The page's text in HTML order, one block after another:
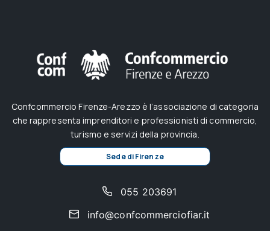
Confcommercio Firenze-Arezzo è l’associazione di categoria
che rappresenta imprenditori e professionisti di commercio,
turismo e servizi della provincia.
Sede di Firenze
055 203691
info@confcommerciofiar.it